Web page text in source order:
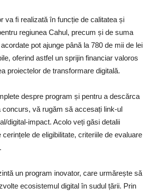
va fi realizată în funcție de calitatea și
regiunea Cahul, precum și de suma
pot ajunge până la 780 de mii de lei
oferind astfel un sprijin financiar valoros
proiectelor de transformare digitală.
despre program și pentru a descărca
concurs, vă rugăm să accesați link-ul
digital-impact. Acolo veți găsi detalii
de eligibilitate, criteriile de evaluare
un program inovator, care urmărește să
ecosistemul digital în sudul țării. Prin